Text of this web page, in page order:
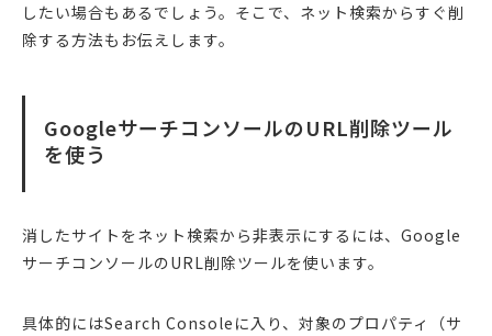
したい場合もあるでしょう。そこで、ネット検索からすぐ削
除する方法もお伝えします。
GoogleサーチコンソールのURL削除ツール
を使う
消したサイトをネット検索から非表示にするには、Google
サーチコンソールのURL削除ツールを使います。
具体的にはSearch Consoleに入り、対象のプロパティ（サ